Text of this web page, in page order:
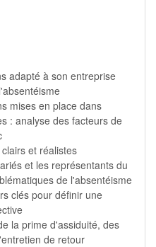
adapté à son entreprise
mises en place dans
: analyse des facteurs de
et réalistes
et les représentants du
de l'absentéisme
clés pour définir une
la prime d'assiduité, des
de retour